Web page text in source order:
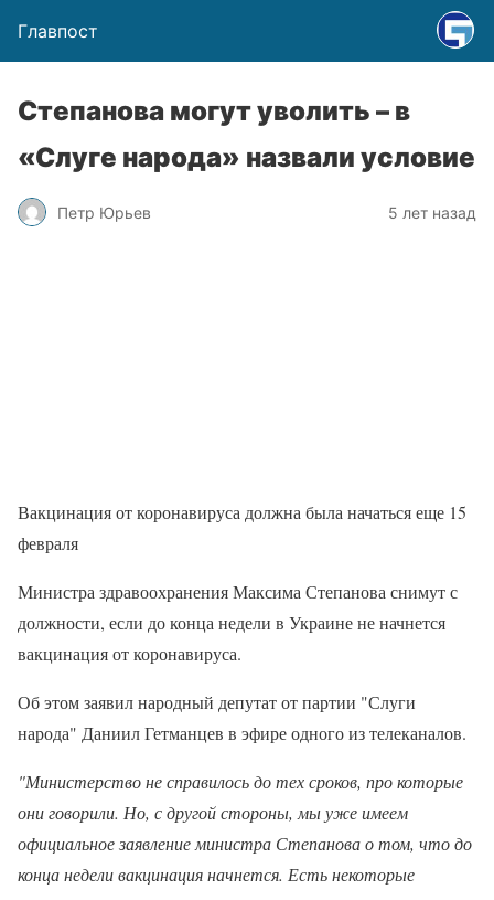
Главпост
Степанова могут уволить – в
«Слуге народа» назвали условие
Петр Юрьев 5 лет назад
Вакцинация от коронавируса должна была начаться еще 15
февраля
Министра здравоохранения Максима Степанова снимут с
должности, если до конца недели в Украине не начнется
вакцинация от коронавируса.
Об этом заявил народный депутат от партии "Слуги
народа" Даниил Гетманцев в эфире одного из телеканалов.
"Министерство не справилось до тех сроков, про которые
они говорили. Но, с другой стороны, мы уже имеем
официальное заявление министра Степанова о том, что до
конца недели вакцинация начнется. Есть некоторые